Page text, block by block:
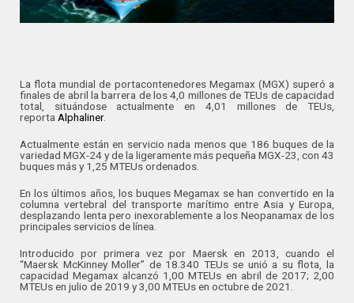
La flota mundial de portacontenedores Megamax (MGX) superó a
finales de abril la barrera de los 4,0 millones de TEUs de capacidad
total, situándose actualmente en 4,01 millones de TEUs,
reportaAlphaliner.
Actualmente están en servicio nada menos que 186 buques de la
variedad MGX-24 y de la ligeramente más pequeña MGX-23, con 43
buques más y 1,25 MTEUs ordenados.
En los últimos años, los buques Megamax se han convertido en la
columna vertebral del transporte marítimo entre Asia y Europa,
desplazando lenta pero inexorablemente a los Neopanamax de los
principales servicios de línea.
Introducido por primera vez por Maersk en 2013, cuando el
“Maersk McKinney Moller” de 18.340 TEUs se unió a su flota, la
capacidad Megamax alcanzó 1,00 MTEUs en abril de 2017; 2,00
MTEUs en julio de 2019 y 3,00 MTEUs en octubre de 2021.